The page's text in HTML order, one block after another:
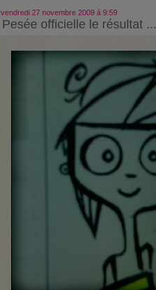
vendredi 27 novembre 2009 à 9:59
Pesée officielle le résultat ...